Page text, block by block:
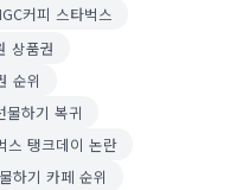
커피 스타벅스
상품권
순위
물하기 복귀
스 탱크데이 논란
하기 카페 순위